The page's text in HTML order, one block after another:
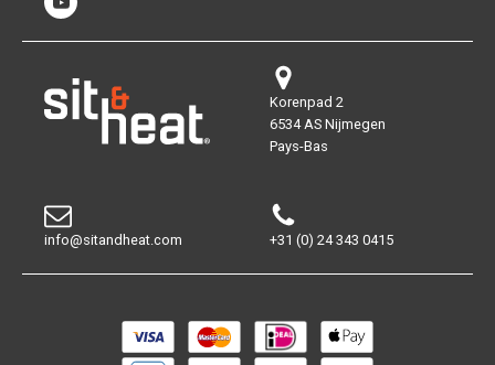
Korenpad 2
6534 AS Nijmegen
Pays-Bas
info@sitandheat.com +31 (0) 24 343 0415